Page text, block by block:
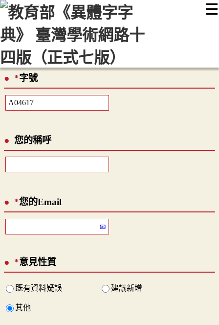
☰
::: 最新消息 常見問題 編輯說明
顯示模式
網站導覽
*字號
您的稱呼
*您的Email
*意見性質
既有資料疑誤 建議新增
其他